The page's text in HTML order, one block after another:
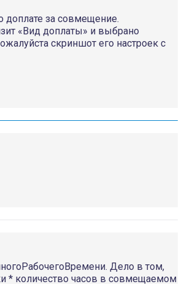
доплате за совмещение.
«Вид доплаты» и выбрано
скриншот его настроек с
Дело в том,
* количество часов в совмещаемом